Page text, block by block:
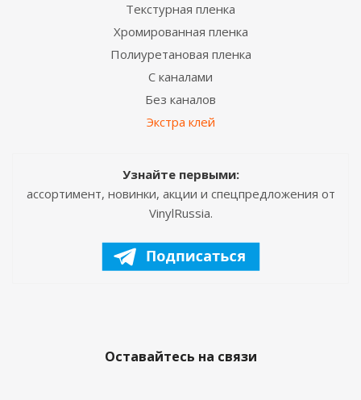
Текстурная пленка
Хромированная пленка
Полиуретановая пленка
С каналами
Без каналов
Экстра клей
Узнайте первыми:
ассортимент, новинки, акции и спецпредложения от
VinylRussia.
Оставайтесь на связи